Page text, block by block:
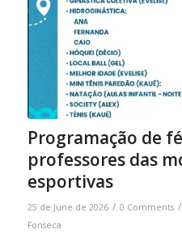
Programação de
professores das
esportivas
25 de June de 2026 / 0 Comments /
Fonseca